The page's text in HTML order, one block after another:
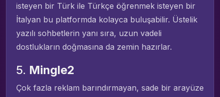
isteyen bir Türk ile Türkçe öğrenmek isteyen bir
İtalyan bu platformda kolayca buluşabilir. Üstelik
yazılı sohbetlerin yanı sıra, uzun vadeli
dostlukların doğmasına da zemin hazırlar.
5. Mingle2
Çok fazla reklam barındırmayan, sade bir arayüze